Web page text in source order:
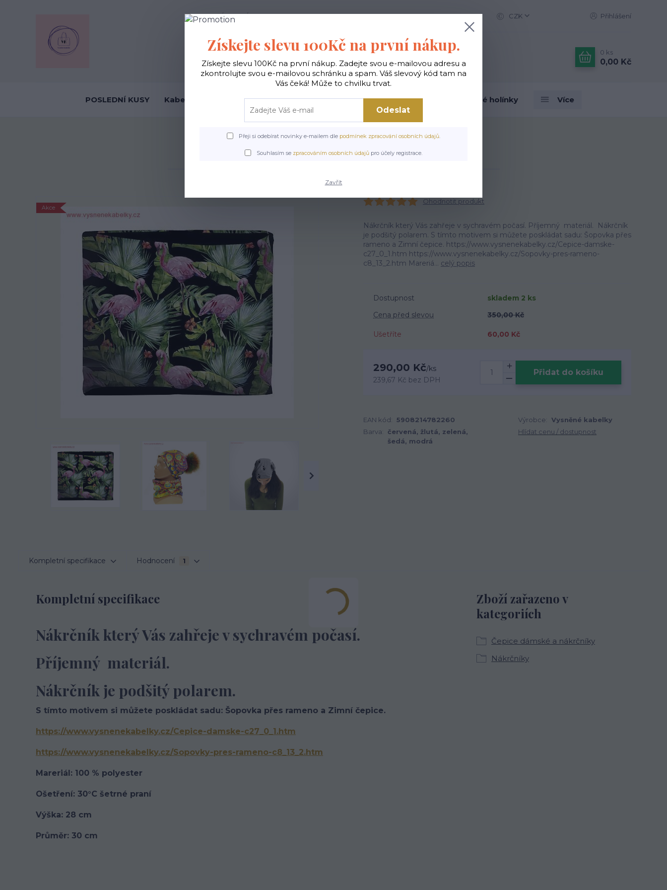
OBCHODNÍ PODMÍNKY JAK NAKUPOVAT KONTAKTY CZK Přihlášení
0 ks
0,00 Kč
POSLEDNÍ KUSY Kabelky ekologické Vaky na záda Polštáře Doplňky Designové holínky Více
Úvod Čepice dámské a nákrčníky Nákrčník - Růžový plameňák
Akce
Ohodnotit produkt
Nákrčník který Vás zahřeje v sychravém počasí. Příjemný materiál. Nákrčník
je podšitý polarem. S tímto motivem si můžete poskládat sadu: Šopovka přes
rameno a Zimní čepice. https://www.vysnenekabelky.cz/Cepice-damske-
c27_0_1.htm https://www.vysnenekabelky.cz/Sopovky-pres-rameno-
c8_13_2.htm Mareriá... celý popis
Dostupnost
skladem 2 ks
Cena před slevou
350,00 Kč
Ušetříte 60,00 Kč
290,00 Kč/ks
239,67 Kč bez DPH
Přidat do košíku
EAN kód: 5908214782260 Výrobce: Vysněné kabelky
Barva:
červená, žlutá, zelená,
šedá, modrá
Hlídat cenu / dostupnost
Kompletní specifikace Hodnocení 1
Kompletní specifikace
Nákrčník který Vás zahřeje v sychravém počasí.
Příjemný materiál.
Nákrčník je podšitý polarem.
S tímto motivem si můžete poskládat sadu: Šopovka přes rameno a Zimní čepice.
https://www.vysnenekabelky.cz/Cepice-damske-c27_0_1.htm
https://www.vysnenekabelky.cz/Sopovky-pres-rameno-c8_13_2.htm
Mareriál: 100 % polyester
Ošetření: 30°C šetrné praní
Výška: 28 cm
Průměr: 30 cm
Zboží zařazeno v
kategoriích
Čepice dámské a nákrčníky
Nákrčníky
Získejte slevu 100Kč na první nákup.
Získejte slevu 100Kč na první nákup. Zadejte svou e-mailovou adresu a
zkontrolujte svou e-mailovou schránku a spam. Váš slevový kód tam na
Vás čeká! Může to chvilku trvat.
Odeslat
Přeji si odebírat novinky e-mailem dle podmínek zpracování osobních údajů.
Souhlasím se zpracováním osobních údajů pro účely registrace.
Zavřít